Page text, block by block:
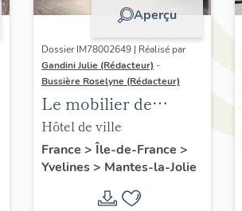
Aperçu
Dossier IM78002649 | Réalisé par
Gandini Julie (Rédacteur) -
Bussière Roselyne (Rédacteur)
Le mobilier de
l'hôtel de ville
Hôtel de ville
France > Île-de-France >
Yvelines> Mantes-la-Jolie